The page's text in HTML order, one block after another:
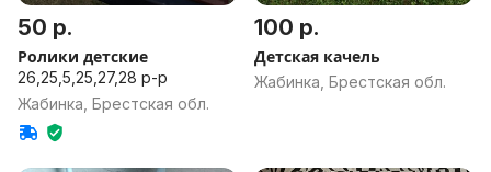
50 р.
Ролики детские
26,25,5,25,27,28 р-р
Жабинка, Брестская обл.
100 р.
Детская качель
Жабинка, Брестская обл.